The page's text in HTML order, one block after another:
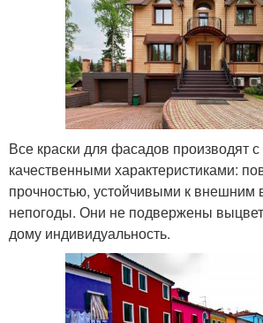
Все краски для фасадов производят
качественными характеристиками:
прочностью, устойчивыми к внешним
непогоды. Они не подвержены
дому индивидуальность.